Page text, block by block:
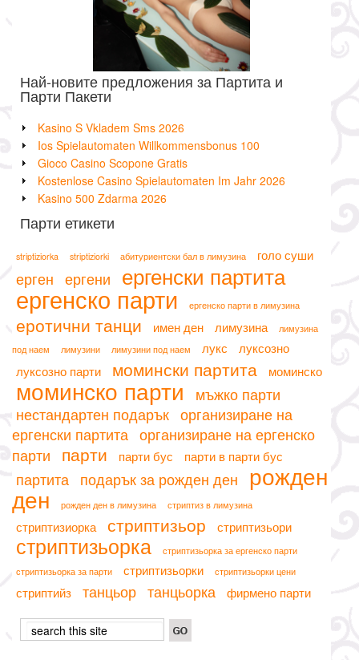
Най-новите предложения за Партита и
Парти Пакети
Kasino S Vkladem Sms 2026
Ios Spielautomaten Willkommensbonus 100
Gioco Casino Scopone Gratis
Kostenlose Casino Spielautomaten Im Jahr 2026
Kasino 500 Zdarma 2026
Парти етикети
striptiziorka striptiziorki абитуриентски бал в лимузина голо суши
ерген ергени ергенски партита
ергенско парти ергенско парти в лимузина
еротични танци имен ден лимузина
лимузина
под наем
лимузини лимузини под наем лукс
луксозно
луксозно парти
момински партита моминско
моминско парти
мъжко парти
нестандартен подарък организиране на
ергенски партита организиране на ергенско
парти
парти парти бус парти в парти бус
партита подарък за рожден ден рожден
ден рожден ден в лимузина стриптиз в лимузина
стриптизиорка стриптизьор стриптизьори
стриптизьорка
стриптизьорка за ергенско парти
стриптизьорка за парти
стриптизьорки стриптизьорки цени
стриптийз танцьор танцьорка фирмено парти